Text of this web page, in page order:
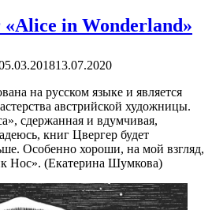
in Wonderland»
13.07.2020
на русском языке и является
австрийской художницы.
сдержанная и вдумчивая,
книг Цвергер будет
Особенно хороши, на мой взгляд,
Нос». (Екатерина Шумкова)